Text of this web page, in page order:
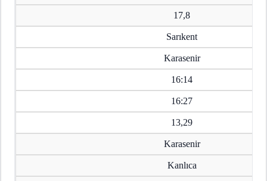
17,8
Sarıkent
Karasenir
16:14
16:27
13,29
Karasenir
Kanlıca